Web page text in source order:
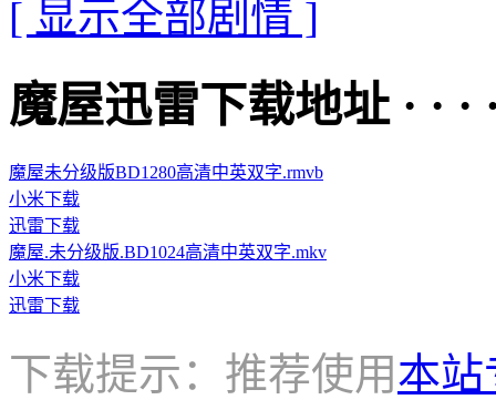
[ 显示全部剧情 ]
魔屋迅雷下载地址 · · ·
魔屋未分级版BD1280高清中英双字.rmvb
小米下载
迅雷下载
魔屋.未分级版.BD1024高清中英双字.mkv
小米下载
迅雷下载
下载提示：推荐使用本站